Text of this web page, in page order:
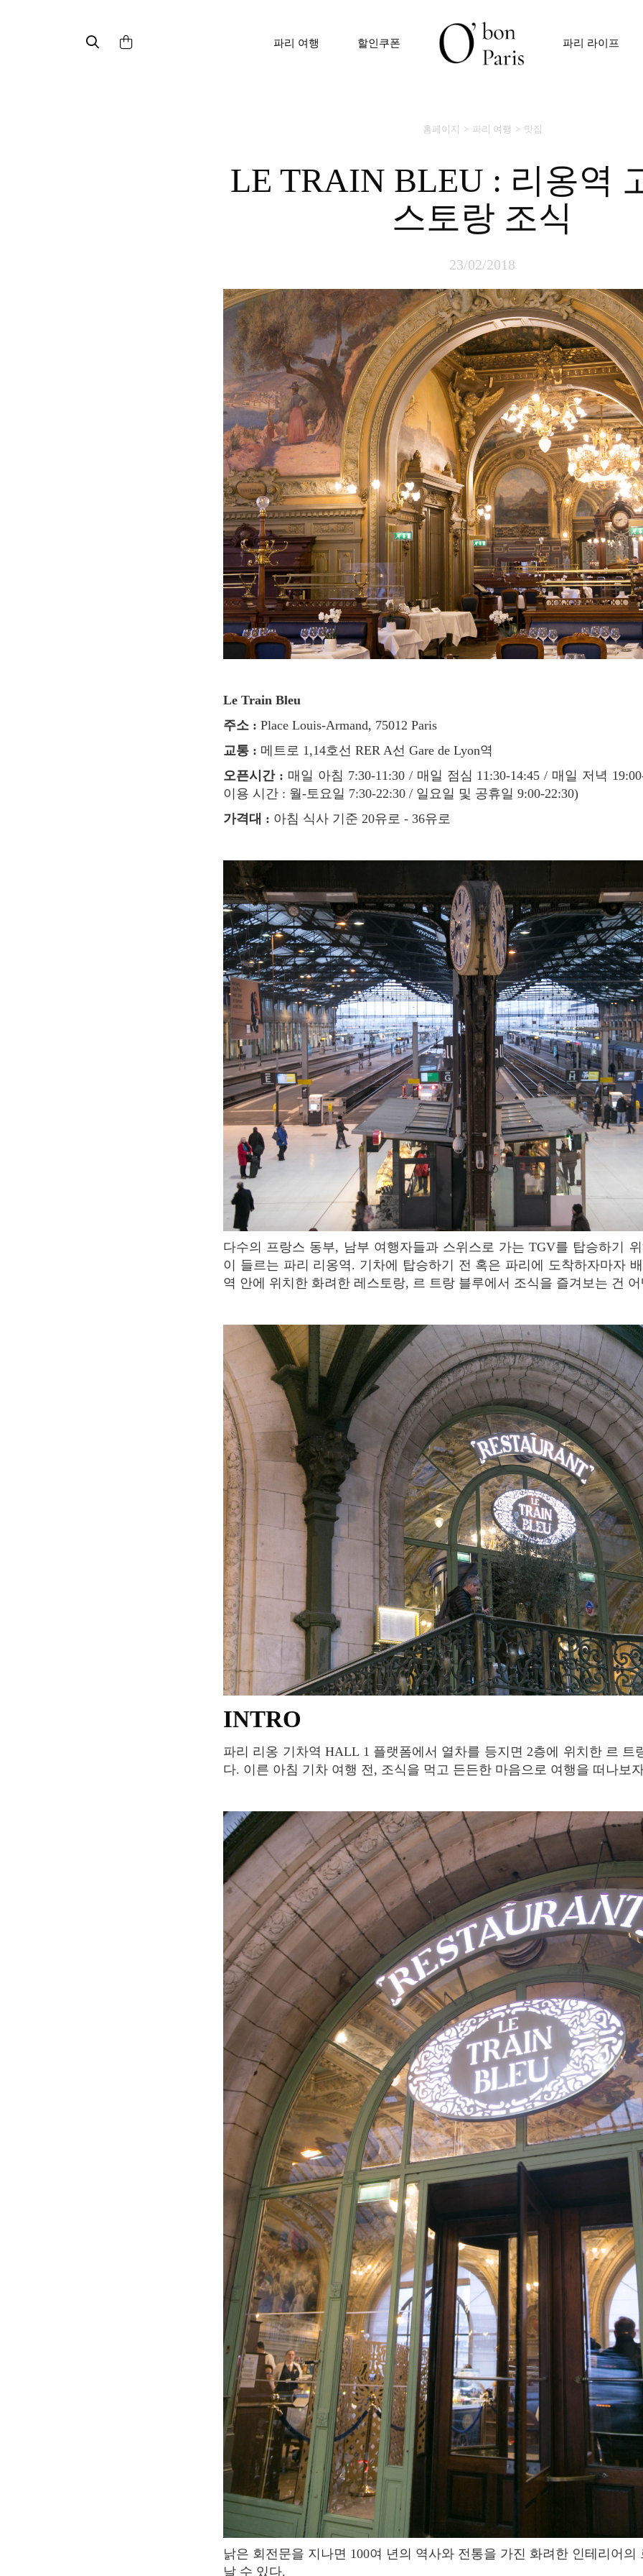
파리 여행 할인쿠폰 파리 라이프
홈페이지 파리 여행 맛집
LE TRAIN BLEU : 리옹역 고급 레
스토랑 조식
23/02/2018
Le Train Bleu
주소 : Place Louis-Armand, 75012 Paris
교통 : 메트로 1,14호선 RER A선 Gare de Lyon역
오픈시간 : 매일 아침 7:30-11:30 / 매일 점심 11:30-14:45 / 매일 저녁
이용 시간 : 월-토요일 7:30-22:30 / 일요일 및 공휴일 9:00-22:30)
가격대 : 아침 식사 기준 20유로 - 36유로
다수의 프랑스 동부, 남부 여행자들과 스위스로 가는 TGV를 탑승하기 위해 많은 여행자들
이 들르는 파리 리옹역. 기차에 탑승하기 전 혹은 파리에 도착하자마자
역 안에 위치한 화려한 레스토랑, 르 트랑 블루에서 조식을 즐겨보는 건
INTRO
파리 리옹 기차역 HALL 1 플랫폼에서 열차를 등지면 2층에 위치한 르 트랑 블루를 볼 수 있
다. 이른 아침 기차 여행 전, 조식을 먹고 든든한 마음으로 여행을 떠나보
낡은 회전문을 지나면 100여 년의 역사와 전통을 가진 화려한 인테리어의 르 트랑 블루를 만
날 수 있다.